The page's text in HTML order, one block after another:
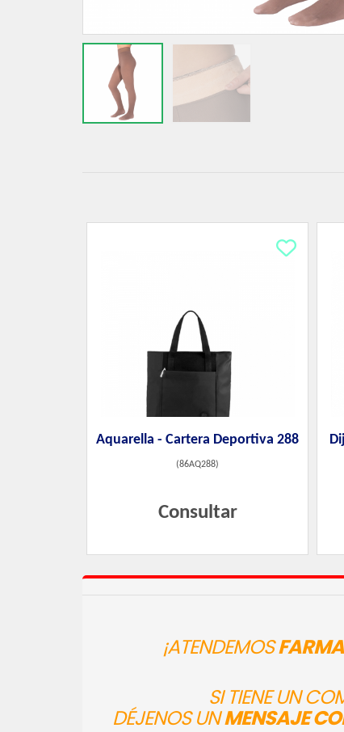
Aquarella - Cartera Deportiva 288
(86AQ288)
Consultar
¡ATENDEMOS
SI TIENE UN
DÉJENOS UNMENSAJE